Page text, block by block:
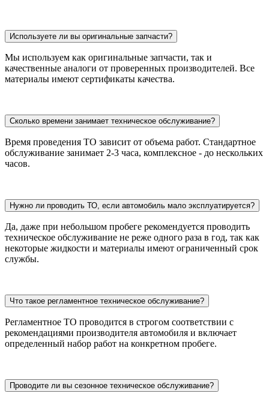
Используете ли вы оригинальные запчасти?
Мы используем как оригинальные запчасти, так и
качественные аналоги от проверенных производителей. Все
материалы имеют сертификаты качества.
Сколько времени занимает техническое обслуживание?
Время проведения ТО зависит от объема работ. Стандартное
обслуживание занимает 2-3 часа, комплексное - до нескольких
часов.
Нужно ли проводить ТО, если автомобиль мало эксплуатируется?
Да, даже при небольшом пробеге рекомендуется проводить
техническое обслуживание не реже одного раза в год, так как
некоторые жидкости и материалы имеют ограниченный срок
службы.
Что такое регламентное техническое обслуживание?
Регламентное ТО проводится в строгом соответствии с
рекомендациями производителя автомобиля и включает
определенный набор работ на конкретном пробеге.
Проводите ли вы сезонное техническое обслуживание?